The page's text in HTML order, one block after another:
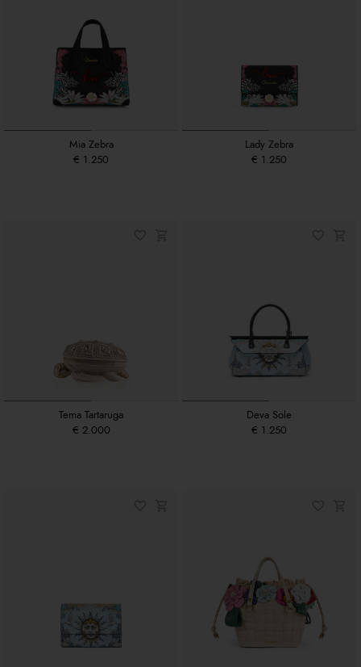
Mia Zebra
€ 1.250
Lady Zebra
€ 1.250
Tema Tartaruga
€ 2.000
Deva Sole
€ 1.250